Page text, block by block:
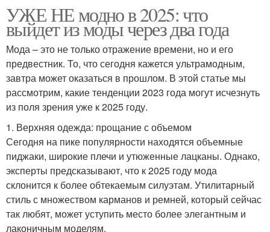
УЖЕ НЕ модно в 2025: что
выйдет из моды через два года
Мода – это не только отражение времени, но и его
предвестник. То, что сегодня кажется ультрамодным,
завтра может оказаться в прошлом. В этой статье мы
рассмотрим, какие тенденции 2023 года могут исчезнуть
из поля зрения уже к 2025 году.
1. Верхняя одежда: прощание с объемом
Сегодня на пике популярности находятся объемные
пиджаки, широкие плечи и утюженные лацканы. Однако,
эксперты предсказывают, что к 2025 году мода
склонится к более обтекаемым силуэтам. Утилитарный
стиль с множеством карманов и ремней, который сейчас
так любят, может уступить место более элегантным и
лаконичным моделям.